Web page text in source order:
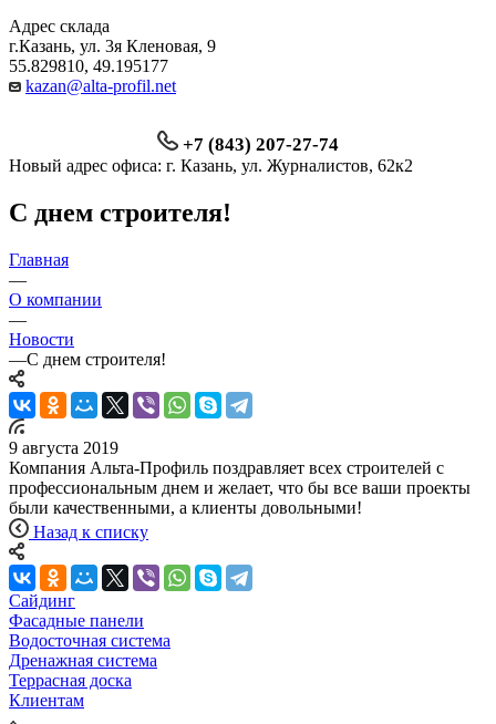
Адрес склада
г.Казань, ул. 3я Кленовая, 9
55.829810, 49.195177
kazan@alta-profil.net
+7 (843) 207-27-74
Новый адрес офиса: г. Казань, ул. Журналистов, 62к2
С днем строителя!
Главная
—
О компании
—
Новости
—С днем строителя!
9 августа 2019
Компания Альта-Профиль поздравляет всех строителей с
профессиональным днем и желает, что бы все ваши проекты
были качественными, а клиенты довольными!
Назад к списку
Сайдинг
Фасадные панели
Водосточная система
Дренажная система
Террасная доска
Клиентам